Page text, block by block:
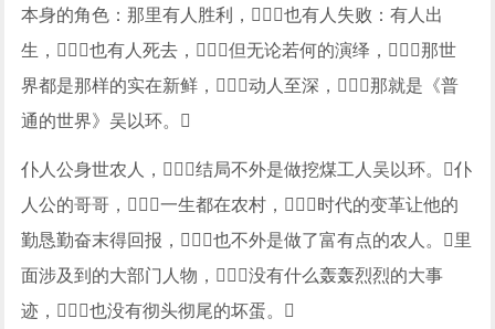
本身的角色：那里有人胜利，也有人失败：有人出
生，也有人死去，但无论若何的演绎，那世
界都是那样的实在新鲜，动人至深，那就是《普
通的世界》吴以环。
仆人公身世农人，结局不外是做挖煤工人吴以环。仆
人公的哥哥，一生都在农村，时代的变革让他的
勤恳勤奋末得回报，也不外是做了富有点的农人。里
面涉及到的大部门人物，没有什么轰轰烈烈的大事
迹，也没有彻头彻尾的坏蛋。